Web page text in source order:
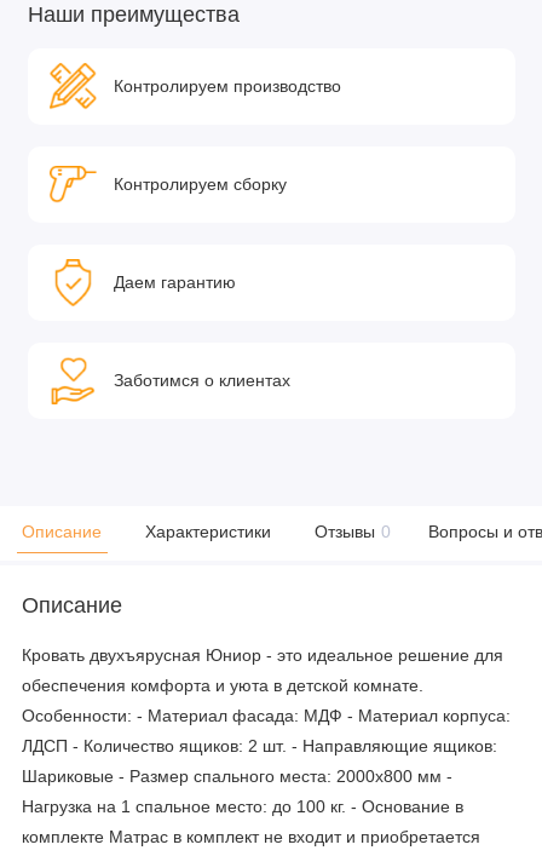
Наши преимущества
Контролируем производство
Контролируем сборку
Даем гарантию
Заботимся о клиентах
Описание Характеристики Отзывы 0 Вопросы и
Описание
Кровать двухъярусная Юниор - это идеальное решение для
обеспечения комфорта и уюта в детской комнате.
Особенности: - Материал фасада: МДФ - Материал корпуса:
ЛДСП - Количество ящиков: 2 шт. - Направляющие ящиков:
Шариковые - Размер спального места: 2000х800 мм -
Нагрузка на 1 спальное место: до 100 кг. - Основание в
комплекте Матрас в комплект не входит и приобретается